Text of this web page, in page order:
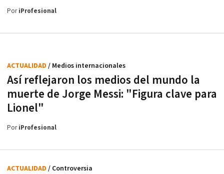
PoriProfesional
Así reflejaron los medios del mundo la
muerte de Jorge Messi: "Figura clave para
Lionel"
ACTUALIDAD / Medios internacionales
PoriProfesional
ACTUALIDAD / Controversia